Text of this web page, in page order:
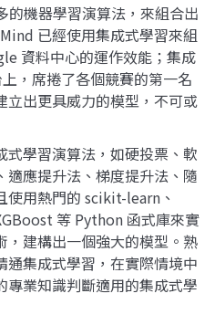
的機器學習演算法，來組合出
已經使用集成式學習來組
資料中心的運作效能；集成
，席捲了各個競賽的第一名
立出更具威力的模型，不可或
學習演算法，如硬投票、軟
應提升法、梯度提升法、隨
使用熱門的 scikit-learn、
等 Python 函式庫來實
，建構出一個強大的模型。熟
集成式學習，在實際情境中
專業知識判斷適用的集成式學